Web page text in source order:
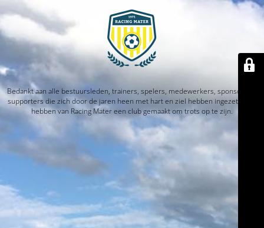
Bedankt aan alle bestuursleden, trainers, spelers, medewerkers, sponsors en
supporters die zich door de jaren heen met hart en ziel hebben ingezet. Jullie
hebben van Racing Mater een club gemaakt om trots op te zijn.